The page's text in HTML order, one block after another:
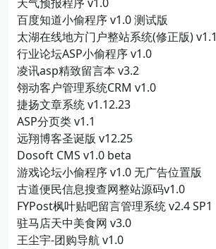
百度知道小偷程序 v1.0 测试版
太湖在线地方门户整站系统(修正版) v1.1
行业论坛ASP小偷程序 v1.0
凌讯asp精致留言本 v3.2
翎动客户管理系统CRM v1.0
捷扬文章系统 v1.12.23
ASP分页类 v1.1
远翔博客圣诞版 v12.25
Dosoft CMS v1.0 beta
游戏论坛小偷程序 v1.0 无广告位置版
古道便民信息搜查网整站源码v1.0
FYPost枫叶贴吧留言管理系统 v2.4 SP1
驻马店天中美食网 v3.0
王尘宇-团购导航 v1.0